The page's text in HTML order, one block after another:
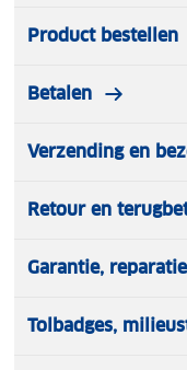
Product bestellen
Betalen
Verzending en
Retour en
Garantie,
Tolbadges,